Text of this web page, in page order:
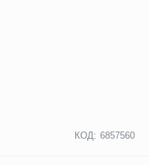
КОД: 6857560